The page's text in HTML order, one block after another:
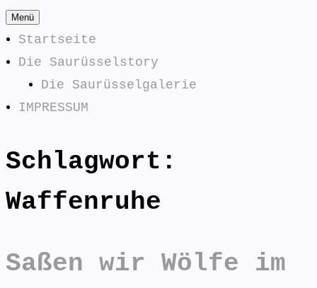
Zum
Inhalt
springen
Menü
Startseite
Die Saurüsselstory
Die Saurüsselgalerie
IMPRESSUM
SAURÜSSELPHILOSOPHEN
Die
Saurüsselphilosophen
antworten:
Schlagwort:
Waffenruhe
Saßen wir Wölfe im